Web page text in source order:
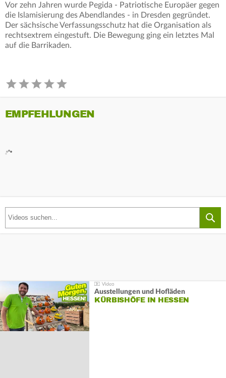
Vor zehn Jahren wurde Pegida - Patriotische Europäer gegen
die Islamisierung des Abendlandes - in Dresden gegründet.
Der sächsische Verfassungsschutz hat die Organisation als
rechtsextrem eingestuft. Die Bewegung ging ein letztes Mal
auf die Barrikaden.
EMPFEHLUNGEN
Ausstellungen und Hofläden
KÜRBISHÖFE IN HESSEN